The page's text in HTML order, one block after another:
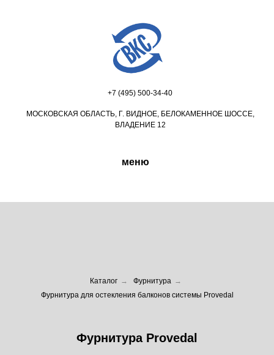
+7 (495) 500-34-40
МОСКОВСКАЯ ОБЛАСТЬ, Г. ВИДНОЕ, БЕЛОКАМЕННОЕ ШОССЕ,
ВЛАДЕНИЕ 12
меню
Каталог → Фурнитура →
Фурнитура для остекления балконов системы Provedal
Фурнитура Provedal